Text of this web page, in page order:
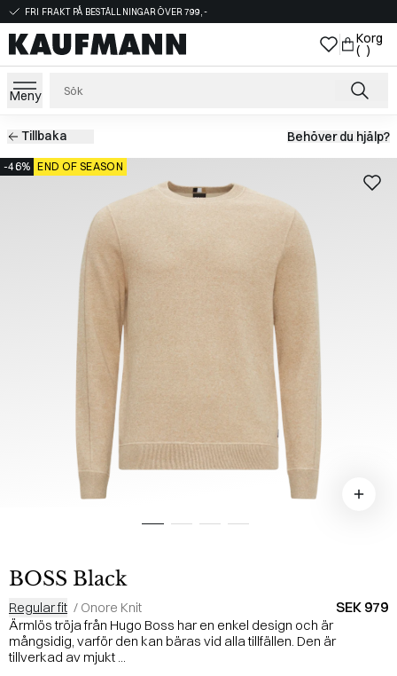
FRI FRAKT PÅ BESTÄLLNINGAR ÖVER 799,-
Korg
( )
Meny
Tillbaka Behöver du hjälp?
-46% END OF SEASON
BOSS Black
Regular fit / Onore Knit SEK 979
Ärmlös tröja från Hugo Boss har en enkel design och är
mångsidig, varför den kan bäras vid alla tillfällen. Den är
tillverkad av mjukt ...